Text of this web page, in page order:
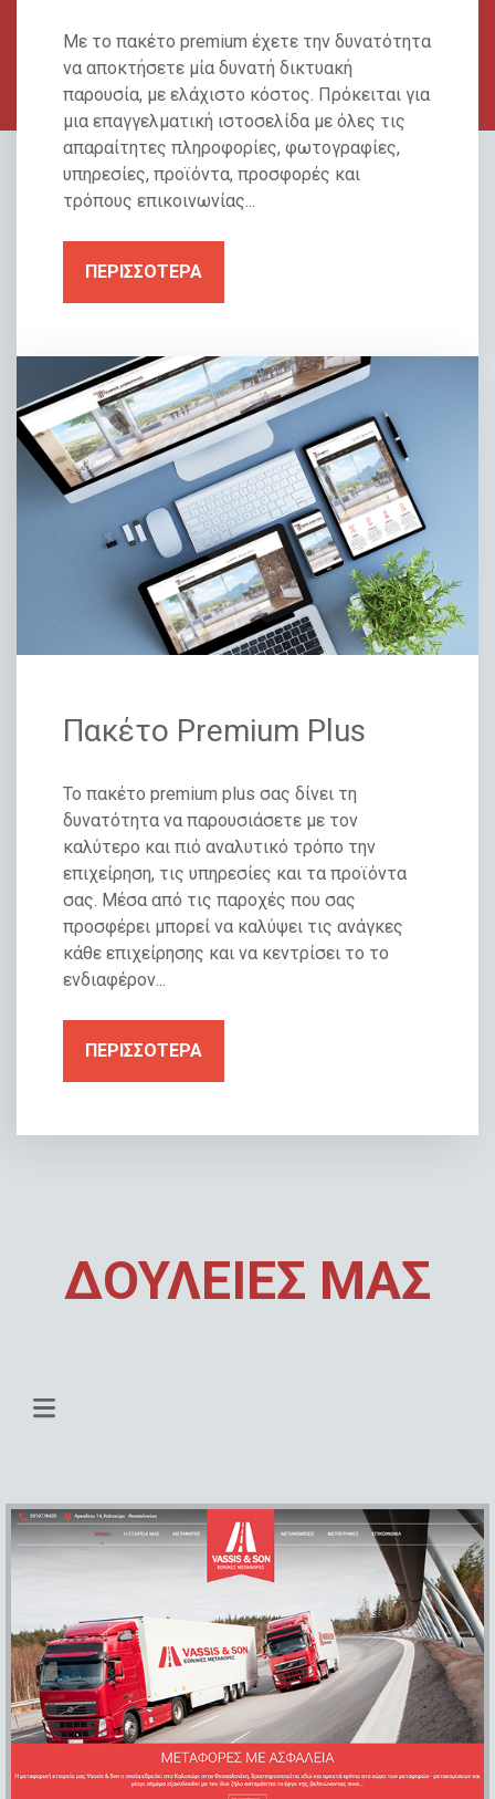
Με το πακέτο premium έχετε την δυνατότητα
να αποκτήσετε μία δυνατή δικτυακή
παρουσία, με ελάχιστο κόστος. Πρόκειται για
μια επαγγελματική ιστοσελίδα με όλες τις
απαραίτητες πληροφορίες, φωτογραφίες,
υπηρεσίες, προϊόντα, προσφορές και
τρόπους επικοινωνίας...
ΠΕΡΙΣΣΟΤΕΡΑ
Πακέτο Premium Plus
Το πακέτο premium plus σας δίνει τη
δυνατότητα να παρουσιάσετε με τον
καλύτερο και πιό αναλυτικό τρόπο την
επιχείρηση, τις υπηρεσίες και τα προϊόντα
σας. Μέσα από τις παροχές που σας
προσφέρει μπορεί να καλύψει τις ανάγκες
κάθε επιχείρησης και να κεντρίσει το το
ενδιαφέρον...
ΠΕΡΙΣΣΟΤΕΡΑ
ΔΟΥΛΕΙΕΣ ΜΑΣ